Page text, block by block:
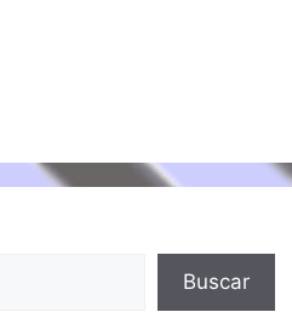
Buscar